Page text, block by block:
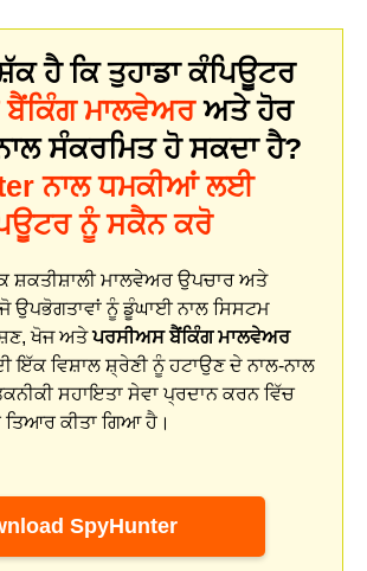
ਹੈ ਕਿ ਤੁਹਾਡਾ ਕੰਪਿਊਟਰ
ਮਾਲਵੇਅਰਅਤੇ ਹੋਰ
ਸੰਕਰਮਿਤ ਹੋ ਸਕਦਾ ਹੈ?
ਨਾਲ ਧਮਕੀਆਂ ਲਈ
ਨੂੰ ਸਕੈਨ ਕਰੋ
ਸ਼ਕਤੀਸ਼ਾਲੀ ਮਾਲਵੇਅਰ ਉਪਚਾਰ ਅਤੇ
ਉਪਭੋਗਤਾਵਾਂ ਨੂੰ ਡੂੰਘਾਈ ਨਾਲ ਸਿਸਟਮ
ਖੋਜ ਅਤੇਪਰਸੀਅਸ ਬੈਂਕਿੰਗ ਮਾਲਵੇਅਰ
ਇੱਕ ਵਿਸ਼ਾਲ ਸ਼੍ਰੇਣੀ ਨੂੰ ਹਟਾਉਣ ਦੇ ਨਾਲ-ਨਾਲ
ਸਹਾਇਤਾ ਸੇਵਾ ਪ੍ਰਦਾਨ ਕਰਨ ਵਿੱਚ
ਕੀਤਾ ਗਿਆ ਹੈ।
SpyHunter